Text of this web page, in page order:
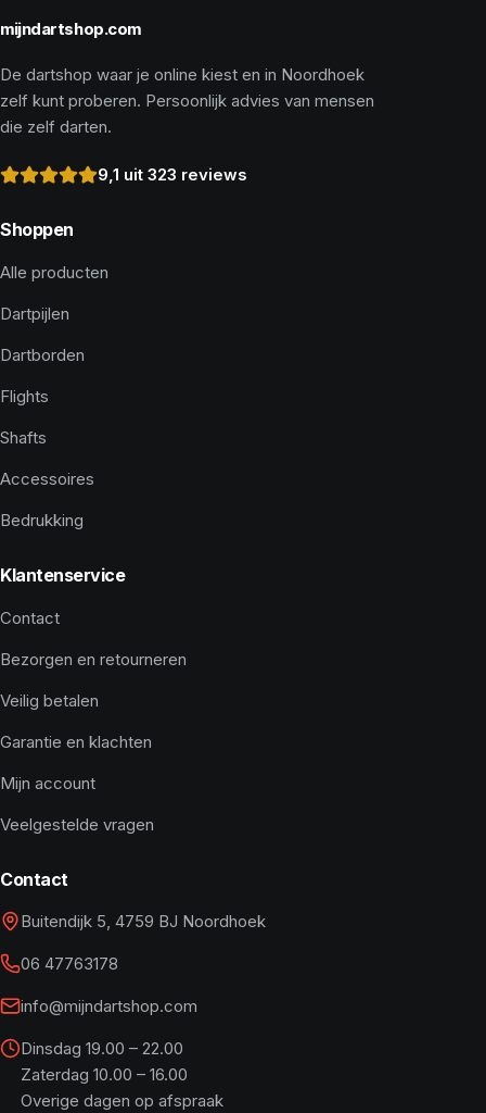
mijndartshop.com
De dartshop waar je online kiest en in Noordhoek
zelf kunt proberen. Persoonlijk advies van mensen
die zelf darten.
9,1 uit 323 reviews
Shoppen
Alle producten
Dartpijlen
Dartborden
Flights
Shafts
Accessoires
Bedrukking
Klantenservice
Contact
Bezorgen en retourneren
Veilig betalen
Garantie en klachten
Mijn account
Veelgestelde vragen
Contact
Buitendijk 5, 4759 BJ Noordhoek
06 47763178
info@mijndartshop.com
Dinsdag 19.00 – 22.00
Zaterdag 10.00 – 16.00
Overige dagen op afspraak